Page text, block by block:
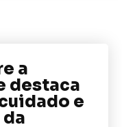
a
destaca
e